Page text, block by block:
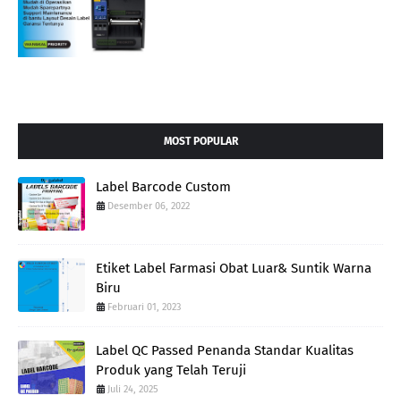
MOST POPULAR
Label Barcode Custom
Desember 06, 2022
Etiket Label Farmasi Obat Luar& Suntik Warna
Biru
Februari 01, 2023
Label QC Passed Penanda Standar Kualitas
Produk yang Telah Teruji
Juli 24, 2025